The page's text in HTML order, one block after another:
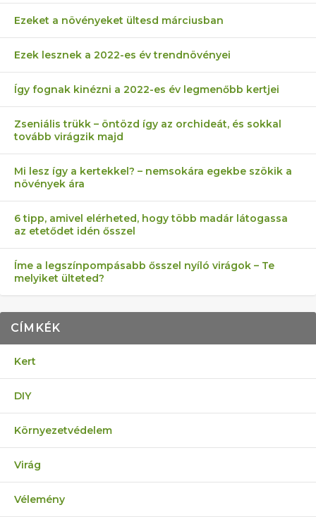
Ezeket a növényeket ültesd márciusban
Ezek lesznek a 2022-es év trendnövényei
Így fognak kinézni a 2022-es év legmenőbb kertjei
Zseniális trükk – öntözd így az orchideát, és sokkal
tovább virágzik majd
Mi lesz így a kertekkel? – nemsokára egekbe szökik a
növények ára
6 tipp, amivel elérheted, hogy több madár látogassa
az etetődet idén ősszel
Íme a legszínpompásabb ősszel nyíló virágok – Te
melyiket ülteted?
CÍMKÉK
Kert
DIY
Környezetvédelem
Virág
Vélemény